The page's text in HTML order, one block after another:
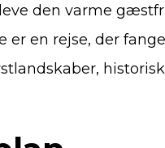
den varme
er en rejse, der